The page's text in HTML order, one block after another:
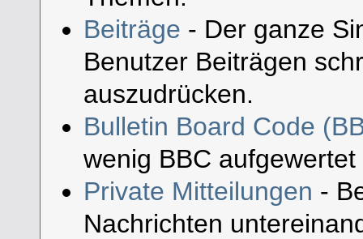
Beiträge - Der ganze
Benutzer Beiträgen
auszudrücken.
Bulletin Board Code
wenig BBC
Private Mitteilungen -
Nachrichten